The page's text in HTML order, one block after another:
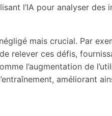
l’IA pour analyser
mais crucial. Par
relever ces défis,
l’augmentation de
améliorant